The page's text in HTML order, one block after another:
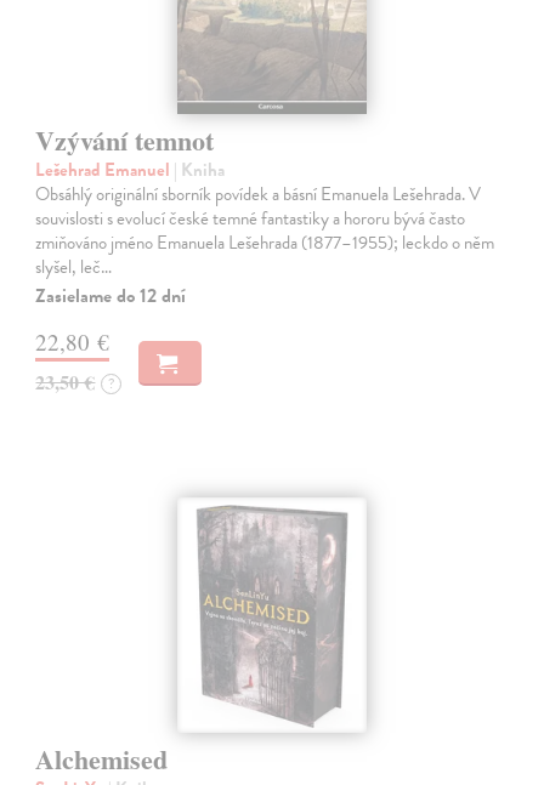
Vzývání temnot
Lešehrad Emanuel | Kniha
Obsáhlý originální sborník povídek a básní Emanuela Lešehrada. V
souvislosti s evolucí české temné fantastiky a hororu bývá často
zmiňováno jméno Emanuela Lešehrada (1877–1955); leckdo o něm
slyšel, leč…
Zasielame do 12 dní
22,80 €
23,50 € ?
Alchemised